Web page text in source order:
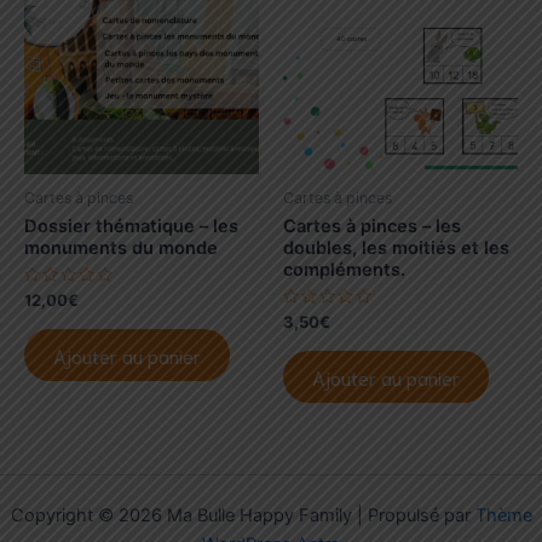
la
page
du
Cartes à pinces
Dossier thématique – les
monuments du monde
N
e
s
12,00€
Ajouter au panier
Cartes à pinces
Cartes à pinces – les
doubles, les moitiés et les
compléments.
N
e
s
3,50€
Ajouter au panier
Copyright © 2026 Ma Bulle Happy Family | Propulsé par Thème